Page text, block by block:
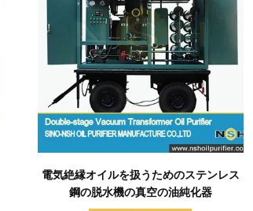
電気絶縁オイルを扱うためのステンレス
鋼の脱水機の真空の油純化器